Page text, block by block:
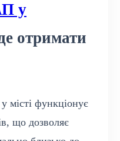
у
отримати
місті функціонує
що дозволяє